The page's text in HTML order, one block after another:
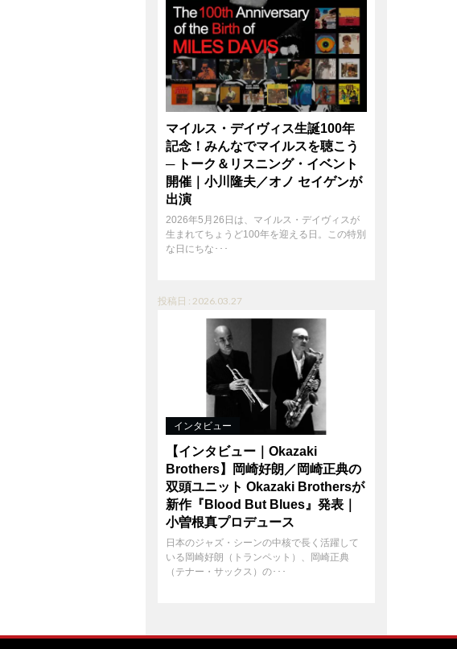
マイルス・デイヴィス生誕100年
記念！みんなでマイルスを聴こう
─ トーク＆リスニング・イベント
開催｜小川隆夫／オノ セイゲンが
出演
2026年5月26日は、マイルス・デイヴィスが
生まれてちょうど100年を迎える日。この特別
な日にちな･･･
投稿日 : 2026.03.27
インタビュー
【インタビュー｜Okazaki
Brothers】岡崎好朗／岡崎正典の
双頭ユニット Okazaki Brothersが
新作『Blood But Blues』発表｜
小曽根真プロデュース
日本のジャズ・シーンの中核で長く活躍して
いる岡崎好朗（トランペット）、岡崎正典
（テナー・サックス）の･･･